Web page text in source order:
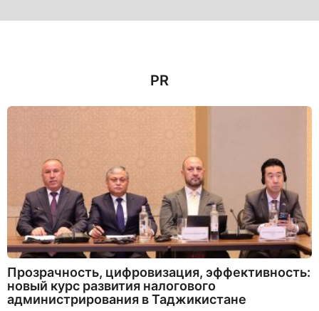
PR
Прозрачность, цифровизация, эффективность:
новый курс развития налогового
администрирования в Таджикистане